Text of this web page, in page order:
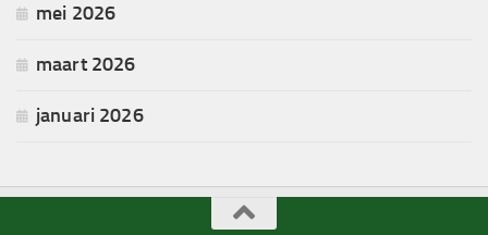
mei 2026
maart 2026
januari 2026